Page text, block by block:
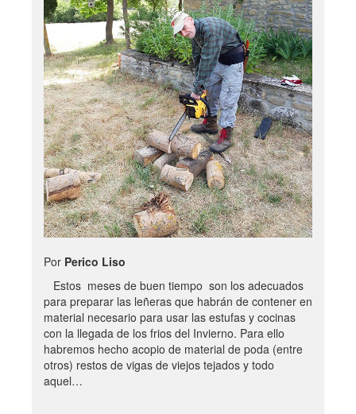
Por Perico Liso
Estos meses de buen tiempo son los adecuados
para preparar las leñeras que habrán de contener en
material necesario para usar las estufas y cocinas
con la llegada de los frios del Invierno. Para ello
habremos hecho acopio de material de poda (entre
otros) restos de vigas de viejos tejados y todo
aquel…